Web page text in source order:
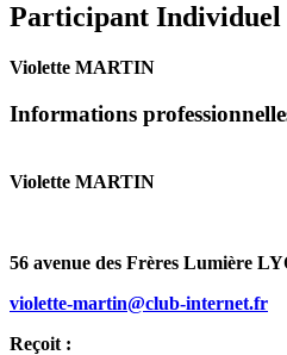
Participant Individuel
Violette MARTIN
Informations
Violette MARTIN
56 avenue des Frères Lumière
violette-martin@club-internet.fr
Reçoit :